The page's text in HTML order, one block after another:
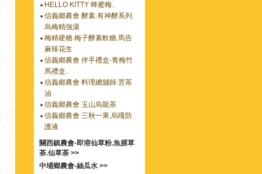
HELLO KITTY 蜂蜜梅..
信義鄉農會 酵素.有神酵系列.
烏梅精強湯
梅精硬糖.梅子酵素軟糖.馬告
麻辣花生
信義鄉農會 伴手禮盒-青梅竹
馬禮盒..
信義鄉農會 料理總舖師.苦茶
油
信義鄉農會 玉山烏龍茶
信義鄉農會 三秋一果.烏嘎防
護液
關西鎮農會-即溶仙草粉.魚腥草
茶.仙草茶 >>
中埔鄉農會-絲瓜水 >>